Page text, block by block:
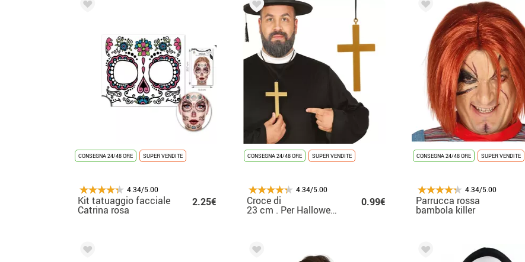
CONSEGNA 24/48 ORE SUPER VENDITE
4.34/5.00
Kit tatuaggio facciale
Catrina rosa
2.25€
CONSEGNA 24/48 ORE SUPER VENDITE
4.34/5.00
Croce di
23 cm . Per Halloween
0.99€
CONSEGNA 24/48 ORE SUPER VENDITE
4.34/5.00
Parrucca rossa
bambola killer